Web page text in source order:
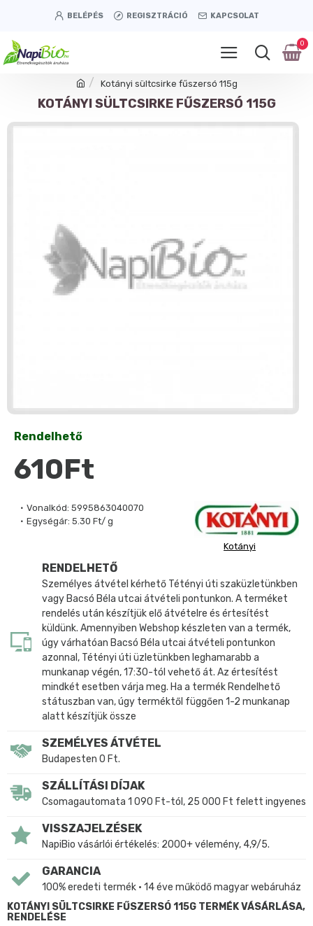
BELÉPÉS REGISZTRÁCIÓ KAPCSOLAT
0
Kotányi sültcsirke fűszersó 115g
KOTÁNYI SÜLTCSIRKE FŰSZERSÓ 115G
Vonalkód: 5995863040070
Egységár: 5.30 Ft/ g
Kotányi
Rendelhető
610Ft
RENDELHETŐ
Személyes átvétel kérhető Tétényi úti szaküzletünkben
vagy Bacsó Béla utcai átvételi pontunkon. A terméket
rendelés után készítjük elő átvételre és értesítést
küldünk. Amennyiben Webshop készleten van a termék,
úgy várhatóan Bacsó Béla utcai átvételi pontunkon
azonnal, Tétényi úti üzletünkben leghamarabb a
munkanap végén, 17:30-tól vehető át. Az értesítést
mindkét esetben várja meg. Ha a termék Rendelhető
státuszban van, úgy terméktől függően 1-2 munkanap
alatt készítjük össze
SZEMÉLYES ÁTVÉTEL
Budapesten 0 Ft.
SZÁLLÍTÁSI DÍJAK
Csomagautomata 1 090 Ft-tól, 25 000 Ft felett ingyenes
VISSZAJELZÉSEK
NapiBio vásárlói értékelés: 2000+ vélemény, 4,9/5.
GARANCIA
100% eredeti termék • 14 éve működő magyar webáruház
KOTÁNYI SÜLTCSIRKE FŰSZERSÓ 115G TERMÉK VÁSÁRLÁSA,
RENDELÉSE